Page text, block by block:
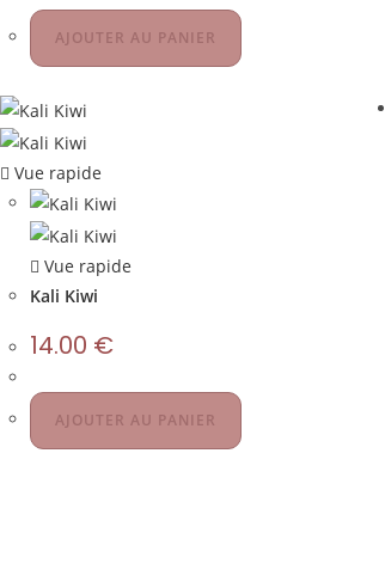
AJOUTER AU PANIER
Vue rapide
Vue rapide
Kali Kiwi
14.00 €
AJOUTER AU PANIER